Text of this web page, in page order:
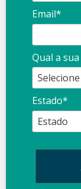
Email*
Qual a
Estado*